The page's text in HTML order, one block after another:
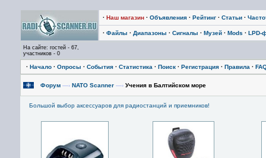
· Наш магазин · Объявления · Рейтинг · Статьи ·
· Файлы · Диапазоны · Сигналы · Музей · Mods · LPD-
На сайте: гостей - 67,
участников - 0
· Начало · Опросы · События · Статистика · Поиск · Регистрация · Правила ·
Форум —› NATO Scanner —› Учения в Балтийском море
Большой выбор аксессуаров для радиостанций и приемников!